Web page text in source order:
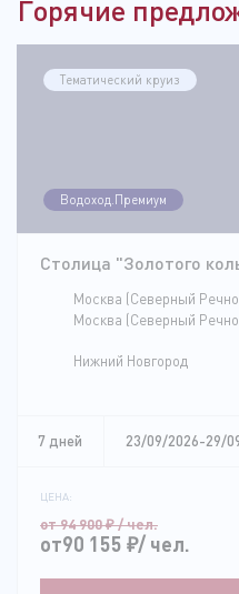
Горячие
Тематический круиз
Водоход.Премиум
Столица "Золотого
Москва (Северный
Москва (Северный
Нижний Новгород
7 дней 23/09/2026-29/
ЦЕНА:
от 94 900₽/ чел.
от90 155 ₽/ чел.